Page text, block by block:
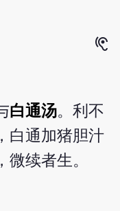
hearing
白通汤。利不
白通加猪胆汁
续者生。